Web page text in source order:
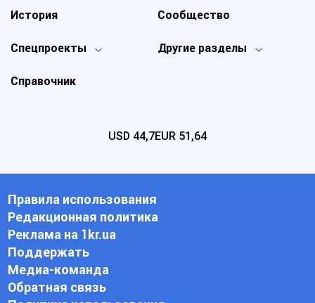
Спецпроекты Другие разделы
История
Справочник
Сообщество
USD 44,7EUR 51,64
Правила использования
Редакционная политика
Реклама на 1kr.ua
Поддержать
Медиа-команда
Обратная связь